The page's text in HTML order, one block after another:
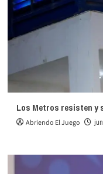
Los Metros resisten y
Abriendo El Juego